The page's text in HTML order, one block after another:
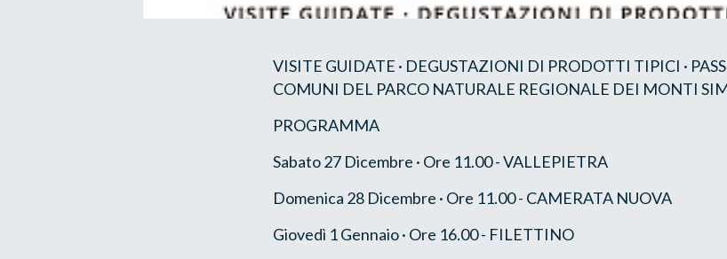
VISITE GUIDATE · DEGUSTAZIONI DI PRODOTTI TIPICI ·
COMUNI DEL PARCO NATURALE REGIONALE DEI MONTI
PROGRAMMA
Sabato 27 Dicembre · Ore 11.00 - VALLEPIETRA
Domenica 28 Dicembre · Ore 11.00 - CAMERATA NUOVA
Giovedì 1 Gennaio · Ore 16.00 - FILETTINO